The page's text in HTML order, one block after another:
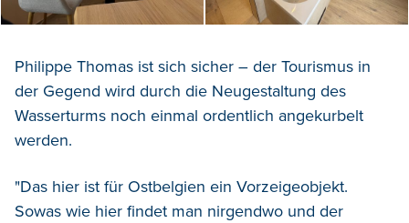
Philippe Thomas ist sich sicher – der Tourismus in
der Gegend wird durch die Neugestaltung des
Wasserturms noch einmal ordentlich angekurbelt
werden.
"Das hier ist für Ostbelgien ein Vorzeigeobjekt.
Sowas wie hier findet man nirgendwo und der